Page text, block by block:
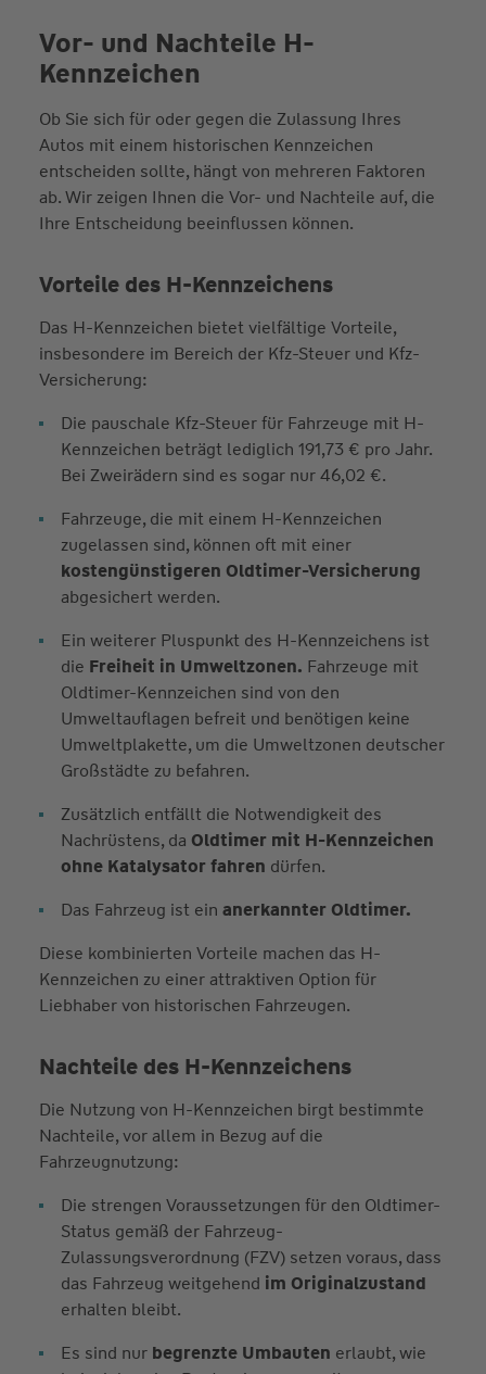
Vor- und Nachteile H-
Kennzeichen
Ob Sie sich für oder gegen die Zulassung Ihres
Autos mit einem historischen Kennzeichen
entscheiden sollte, hängt von mehreren Faktoren
ab. Wir zeigen Ihnen die Vor- und Nachteile auf, die
Ihre Entscheidung beeinflussen können.
Vorteile des H-Kennzeichens
Das H-Kennzeichen bietet vielfältige Vorteile,
insbesondere im Bereich der Kfz-Steuer und Kfz-
Versicherung:
Die pauschale Kfz-Steuer für Fahrzeuge mit H-
Kennzeichen beträgt lediglich 191,73 € pro Jahr.
Bei Zweirädern sind es sogar nur 46,02 €.
Fahrzeuge, die mit einem H-Kennzeichen
zugelassen sind, können oft mit einer
kostengünstigeren Oldtimer-Versicherung
abgesichert werden.
Ein weiterer Pluspunkt des H-Kennzeichens ist
die Freiheit in Umweltzonen. Fahrzeuge mit
Oldtimer-Kennzeichen sind von den
Umweltauflagen befreit und benötigen keine
Umweltplakette, um die Umweltzonen deutscher
Großstädte zu befahren.
Zusätzlich entfällt die Notwendigkeit des
Nachrüstens, da Oldtimer mit H-Kennzeichen
ohne Katalysator fahren dürfen.
Das Fahrzeug ist ein anerkannter Oldtimer.
Diese kombinierten Vorteile machen das H-
Kennzeichen zu einer attraktiven Option für
Liebhaber von historischen Fahrzeugen.
Nachteile des H-Kennzeichens
Die Nutzung von H-Kennzeichen birgt bestimmte
Nachteile, vor allem in Bezug auf die
Fahrzeugnutzung:
Die strengen Voraussetzungen für den Oldtimer-
Status gemäß der Fahrzeug-
Zulassungsverordnung (FZV) setzen voraus, dass
das Fahrzeug weitgehend im Originalzustand
erhalten bleibt.
Es sind nur begrenzte Umbauten erlaubt, wie